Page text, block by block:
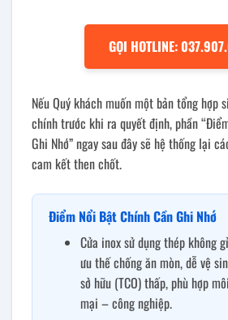
GỌI HOTLINE:
Nếu Quý khách muốn một bản tổng hợp
chính trước khi ra quyết định, phần
Ghi Nhớ” ngay sau đây sẽ hệ thống lại
cam kết then chốt.
Điểm Nổi Bật Chính Cần Ghi Nhớ
Cửa inox sử dụng thép không
ưu thế chống ăn mòn, dễ vệ
sở hữu (TCO) thấp, phù hợp
mại – công nghiệp.